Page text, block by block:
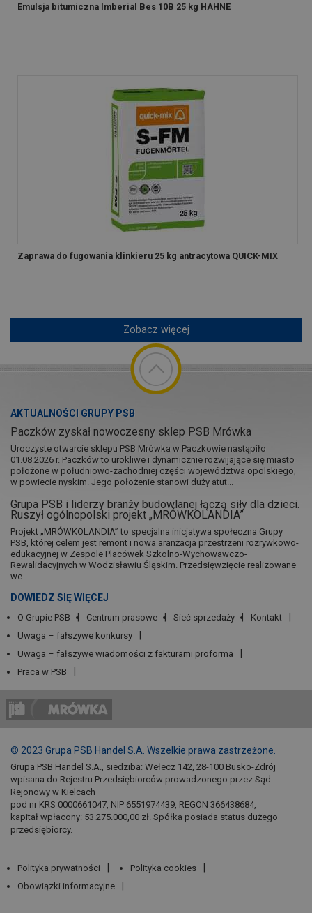
Emulsja bitumiczna Imberial Bes 10B 25 kg HAHNE
Zaprawa do fugowania klinkieru 25 kg antracytowa QUICK-MIX
Zobacz więcej
AKTUALNOŚCI GRUPY PSB
Paczków zyskał nowoczesny sklep PSB Mrówka
Uroczyste otwarcie sklepu PSB Mrówka w Paczkowie nastąpiło
01.08.2026 r. Paczków to urokliwe i dynamicznie rozwijające się miasto
położone w południowo-zachodniej części województwa opolskiego,
w powiecie nyskim. Jego położenie stanowi duży atut...
Grupa PSB i liderzy branży budowlanej łączą siły dla dzieci.
Ruszył ogólnopolski projekt „MRÓWKOLANDIA”
Projekt „MRÓWKOLANDIA” to specjalna inicjatywa społeczna Grupy
PSB, której celem jest remont i nowa aranżacja przestrzeni rozrywkowo-
edukacyjnej w Zespole Placówek Szkolno-Wychowawczo-
Rewalidacyjnych w Wodzisławiu Śląskim. Przedsięwzięcie realizowane
we...
DOWIEDZ SIĘ WIĘCEJ
O Grupie PSB Centrum prasowe Sieć sprzedaży
Kontakt
Uwaga – fałszywe konkursy
Uwaga – fałszywe wiadomości z fakturami proforma
Praca w PSB
© 2023 Grupa PSB Handel S.A. Wszelkie prawa zastrzeżone.
Grupa PSB Handel S.A., siedziba: Wełecz 142, 28-100 Busko-Zdrój
wpisana do Rejestru Przedsiębiorców prowadzonego przez Sąd
Rejonowy w Kielcach
pod nr KRS 0000661047, NIP 6551974439, REGON 366438684,
kapitał wpłacony: 53.275.000,00 zł. Spółka posiada status dużego
przedsiębiorcy.
Polityka prywatności
Polityka cookies
Obowiązki informacyjne